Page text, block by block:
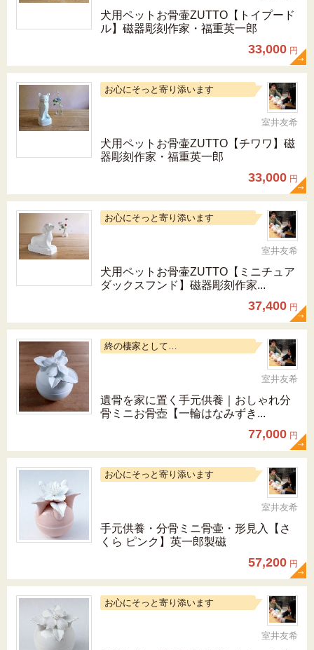
犬用ペットお骨壷ZUTTO【トイプード
ル】磁器彫刻作家・福重英一郎
33,000 円
お心にそっと寄り添います
室井友希
犬用ペットお骨壷ZUTTO【チワワ】磁
器彫刻作家・福重英一郎
33,000 円
お心にそっと寄り添います
室井友希
犬用ペットお骨壷ZUTTO【ミニチュア
ダックスフンド】磁器彫刻作家...
37,400 円
終の棲家として…
室井友希
遺骨を家に置く手元供養｜おしゃれ分
骨ミニお骨壺【一輪はなみずき...
77,000 円
お心にそっと寄り添います
室井友希
手元供養・分骨ミニ骨壷・形見入【さ
くら ピンク】英一郎製磁
57,200 円
お心にそっと寄り添います
室井友希